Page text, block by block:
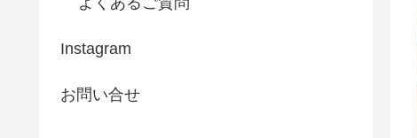
Instagram
お問い合せ